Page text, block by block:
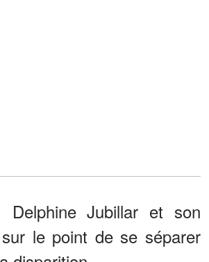
Delphine Jubillar et son
le point de se séparer